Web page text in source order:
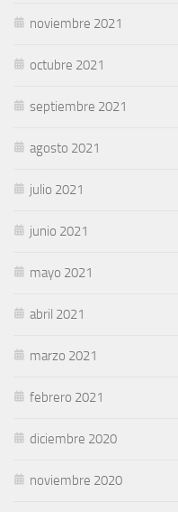
noviembre 2021
octubre 2021
septiembre 2021
agosto 2021
julio 2021
junio 2021
mayo 2021
abril 2021
marzo 2021
febrero 2021
diciembre 2020
noviembre 2020